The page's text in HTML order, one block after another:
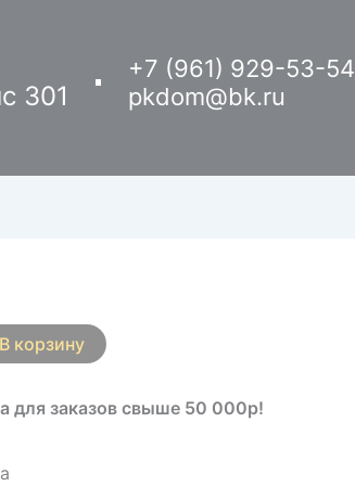
301
+7 (961) 929-53-54
pkdom@bk.ru
В корзину
для заказов свыше 50 000р!